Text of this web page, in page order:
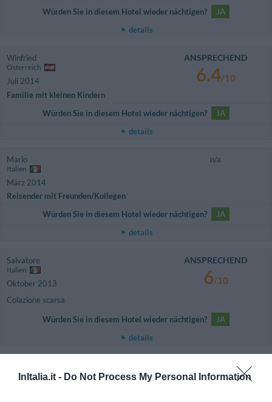
InItalia.it - Do Not Process My Personal Information
Würden Sie in diesem Hotel wieder nächtigen?
JA
details
Winfried
Österreich
Juli 2014
Familie mit kleinen Kindern
ANSPRECHEND
6.4/10
Würden Sie in diesem Hotel wieder nächtigen?
JA
details
Mario
Italien
März 2014
Reisender mit Freunden/Kollegen
n/a
Würden Sie in diesem Hotel wieder nächtigen?
JA
details
Salvatore
Italien
Oktober 2013
ANSPRECHEND
6/10
Colazione scarsa
Würden Sie in diesem Hotel wieder nächtigen?
JA
details
Russische Föderation
ANSPRECHEND
6.2